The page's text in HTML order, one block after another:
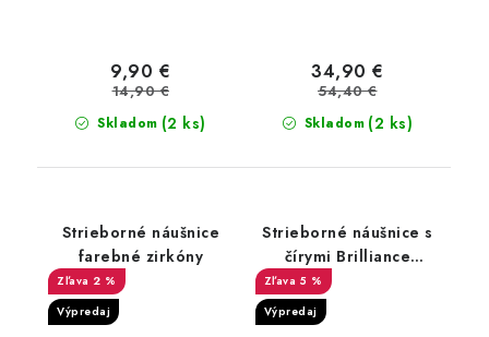
Skladom (2 ks)
9,90 €
14,90 €
Skladom (2 ks)
34,90 €
54,40 €
Strieborné náušnice
farebné zirkóny
2 %
Výpredaj
Strieborné náušnice s
čírymi Brilliance
Zirconia
5 %
Výpredaj